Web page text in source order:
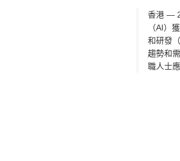
香港 —
（AI）
和研發
趨勢和
職人士